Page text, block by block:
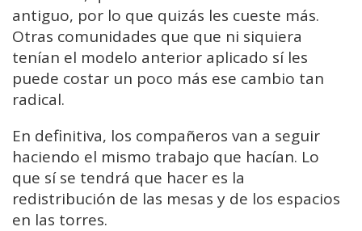
antiguo, por lo que quizás les cueste más.
Otras comunidades que que ni siquiera
tenían el modelo anterior aplicado sí les
puede costar un poco más ese cambio tan
radical.
En definitiva, los compañeros van a seguir
haciendo el mismo trabajo que hacían. Lo
que sí se tendrá que hacer es la
redistribución de las mesas y de los espacios
en las torres.